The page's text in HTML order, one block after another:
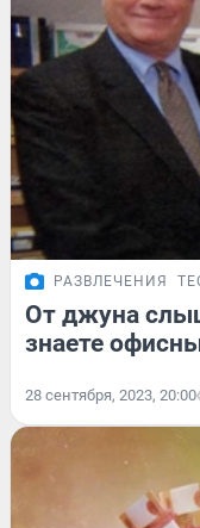
РАЗВЛЕЧЕНИЯ
От джуна
знаете
28 сентября, 2023, 20:00